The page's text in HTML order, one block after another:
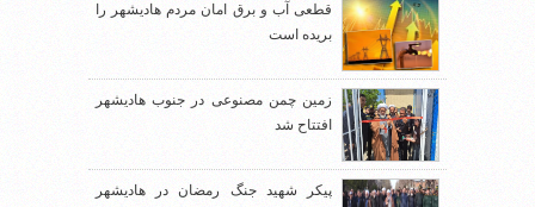
قطعی آب و برق امان مردم هادیشهر را
بریده است
زمین چمن مصنوعی در جنوب هادیشهر
افتتاح شد
پیکر شهید جنگ رمضان در هادیشهر